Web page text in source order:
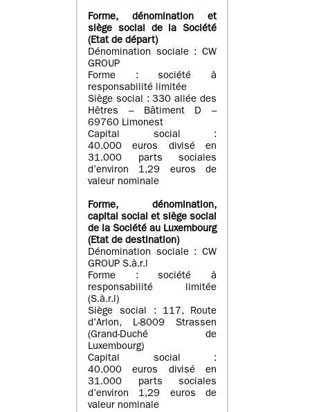
Forme, dénomination et
siège social de la Société
(Etatde départ)
Dénomination sociale : CW
GROUP
Forme : société à
responsabilité limitée
Siège social : 330 allée des
Hêtres – Bâtiment D –
69760 Limonest
Capital social :
40.000 euros divisé en
31.000 parts sociales
d’environ 1,29 euros de
valeur nominale
Forme, dénomination,
capital social et siège social
de la Société au Luxembourg
(Etat de destination)
Dénomination sociale : CW
GROUP S.à.r.l
Forme : société à
responsabilité limitée
(S.à.r.l)
Siège social : 117, Route
d’Arlon, L-8009 Strassen
(Grand-Duché de
Luxembourg)
Capital social :
40.000 euros divisé en
31.000 parts sociales
d’environ 1,29 euros de
valeur nominale